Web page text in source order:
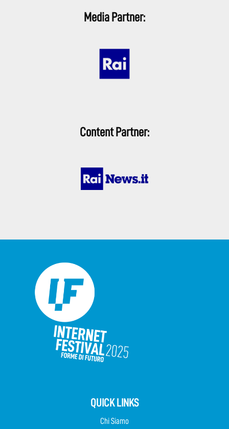
Media Partner:
Content Partner:
QUICK LINKS
Chi Siamo